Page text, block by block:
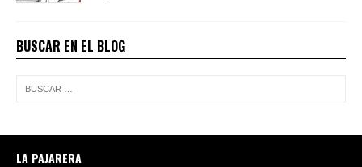
BUSCAR EN EL BLOG
LA PAJARERA